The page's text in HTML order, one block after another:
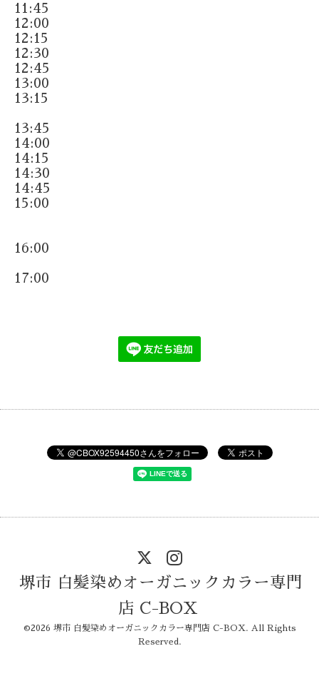
11:45
12:00
12:15
12:30
12:45
13:00
13:15
13:45
14:00
14:15
14:30
14:45
15:00
16:00
17:00
堺市 白髪染めオーガニックカラー専門
店 C-BOX
©2026 堺市 白髪染めオーガニックカラー専門店 C-BOX. All Rights
Reserved.